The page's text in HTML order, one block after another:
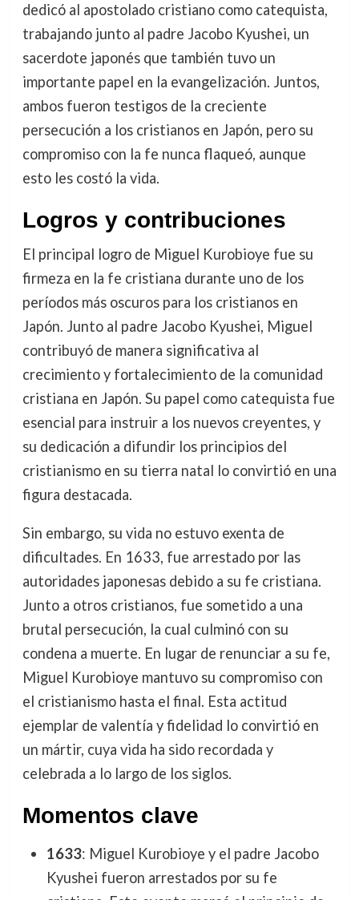
dedicó al apostolado cristiano como catequista,
trabajando junto al padre Jacobo Kyushei, un
sacerdote japonés que también tuvo un
importante papel en la evangelización. Juntos,
ambos fueron testigos de la creciente
persecución a los cristianos en Japón, pero su
compromiso con la fe nunca flaqueó, aunque
esto les costó la vida.
Logros y contribuciones
El principal logro de Miguel Kurobioye fue su
firmeza en la fe cristiana durante uno de los
períodos más oscuros para los cristianos en
Japón. Junto al padre Jacobo Kyushei, Miguel
contribuyó de manera significativa al
crecimiento y fortalecimiento de la comunidad
cristiana en Japón. Su papel como catequista fue
esencial para instruir a los nuevos creyentes, y
su dedicación a difundir los principios del
cristianismo en su tierra natal lo convirtió en una
figura destacada.
Sin embargo, su vida no estuvo exenta de
dificultades. En 1633, fue arrestado por las
autoridades japonesas debido a su fe cristiana.
Junto a otros cristianos, fue sometido a una
brutal persecución, la cual culminó con su
condena a muerte. En lugar de renunciar a su fe,
Miguel Kurobioye mantuvo su compromiso con
el cristianismo hasta el final. Esta actitud
ejemplar de valentía y fidelidad lo convirtió en
un mártir, cuya vida ha sido recordada y
celebrada a lo largo de los siglos.
Momentos clave
1633: Miguel Kurobioye y el padre Jacobo
Kyushei fueron arrestados por su fe